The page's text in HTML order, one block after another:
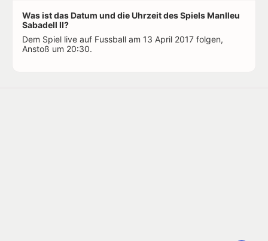
Was ist das Datum und die Uhrzeit des Spiels Manlleu
Sabadell II?
Dem Spiel live auf Fussball am 13 April 2017 folgen,
Anstoß um 20:30.